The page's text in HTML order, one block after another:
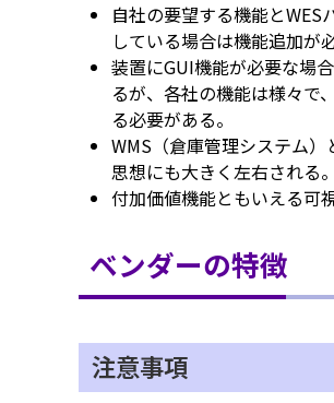
自社の要望する機能と
している場合は機能追加が
装置にGUI機能が必要な場
るが、各社の機能は様々で
る必要がある。
WMS（倉庫管理システム
思想にも大きく左右される
付加価値機能ともいえる可
ベンダーの特徴
注意事項